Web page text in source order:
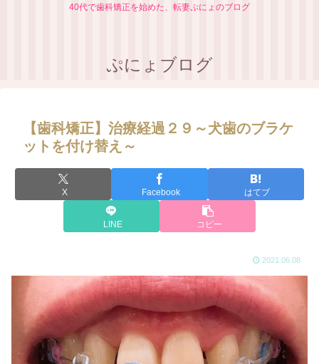
40代で歯科矯正を始めた、転妻ぷにょのブログ
ぷにょブログ
【歯科矯正】治療経過２９～犬歯のブラケ
ットを付け替え～
X Facebook はてブ
LINE コピー
2021.06.08